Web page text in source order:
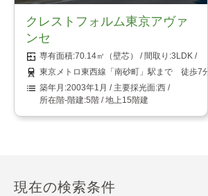
クレストフォルム東京アヴァ
ンセ
70.14㎡（壁芯）
3LDK
東京メトロ東西線「南砂町」駅まで 徒歩7分
2003年1月
西
5階 / 地上15階建
現在の検索条件